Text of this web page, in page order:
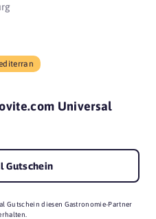
Universal
Gutschein
Gutschein diesen Gastronomie-Partner